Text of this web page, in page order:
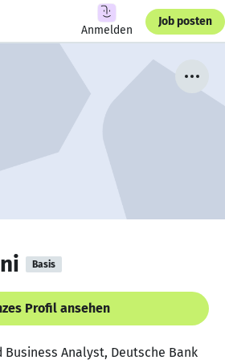
Anmelden
Job posten
Basis
Profil ansehen
Analyst, Deutsche Bank